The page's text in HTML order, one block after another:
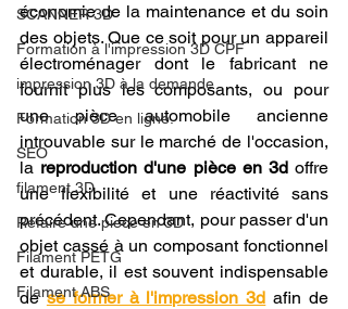
SCANNER 3D
Formation à l'impression 3D CPF
impression 3D à la demande
Formation 3D en ligne.
SEO
filament 3D
Refaire une piece en 3D
Filament PETG
Filament ABS
économie de la maintenance et du soin
des objets. Que ce soit pour un appareil
électroménager dont le fabricant ne
fournit plus les composants, ou pour
une pièce automobile ancienne
introuvable sur le marché de l'occasion,
la reproduction d'une pièce en 3d offre
une flexibilité et une réactivité sans
précédent. Cependant, pour passer d'un
objet cassé à un composant fonctionnel
et durable, il est souvent indispensable
de se former à l'impression 3d afin de